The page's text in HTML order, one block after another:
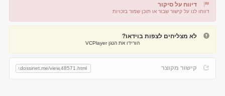
דיווח על סיקור
דווחו לנו על קישור שבור או תוכן שמור בזכויות
דיווח על קישור שבור
לא מצליחים לצפות בוידאו?
הורידו את הנגן VCPlayer
קישור מקוצר